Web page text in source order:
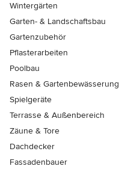
Wintergärten
Garten- & Landschaftsbau
Gartenzubehör
Pflasterarbeiten
Poolbau
Rasen & Gartenbewässerung
Spielgeräte
Terrasse & Außenbereich
Zäune & Tore
Dachdecker
Fassadenbauer